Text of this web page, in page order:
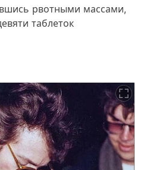
рвотными массами,
таблеток